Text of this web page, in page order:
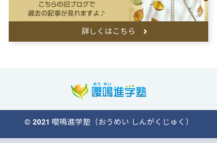
詳しくはこちら
© 2021 嚶鳴進学塾（おうめい しんがくじゅく）